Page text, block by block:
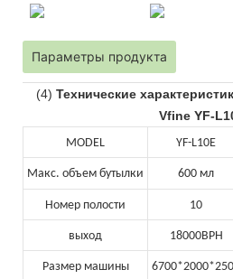
Параметры продукта
(4) Технические
Vfine YF-
MODEL YF-L10E
Макс. объем бутылки 600 мл
Номер полости 10
выход 18000BPH
Размер машины